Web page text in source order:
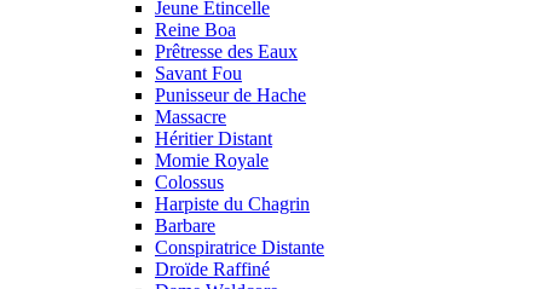
Jeune Étincelle
Reine Boa
Prêtresse des Eaux
Savant Fou
Punisseur de Hache
Massacre
Héritier Distant
Momie Royale
Colossus
Harpiste du Chagrin
Barbare
Conspiratrice Distante
Droïde Raffiné